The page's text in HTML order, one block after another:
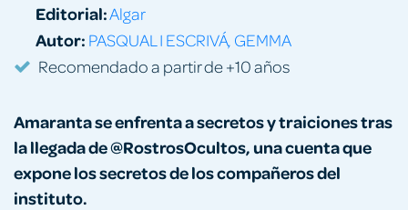
Amaranta se enfrenta a secretos y traiciones tras
la llegada de @RostrosOcultos, una cuenta que
expone los secretos de los compañeros del
instituto.
Editorial:Algar
Autor: PASQUAL I ESCRIVÁ, GEMMA
Recomendado a partir de +10 años